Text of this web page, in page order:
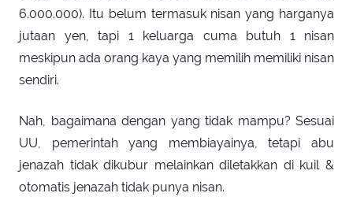
6.000.000). Itu belum termasuk nisan yang harganya
jutaan yen, tapi 1 keluarga cuma butuh 1 nisan
meskipun ada orang kaya yang memilih memiliki nisan
sendiri.
Nah, bagaimana dengan yang tidak mampu? Sesuai
UU, pemerintah yang membiayainya, tetapi abu
jenazah tidak dikubur melainkan diletakkan di kuil &
otomatis jenazah tidak punya nisan.